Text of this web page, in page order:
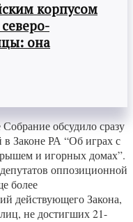
корпусом
она
обсудило сразу
Законе РА “Об играх с
и игорных домах”.
оппозиционной
более
действующего Закона,
не достигших 21-